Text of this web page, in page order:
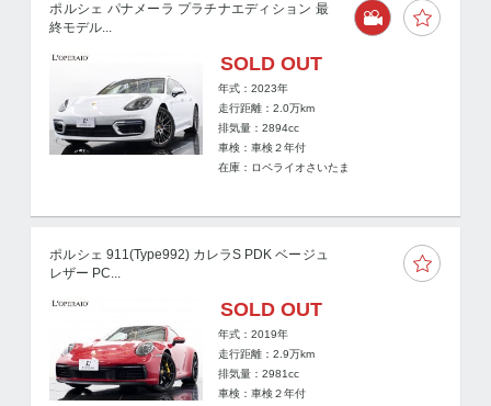
ポルシェ パナメーラ プラチナエディション 最
終モデル...
SOLD OUT
年式：2023年
走行距離：2.0万km
排気量：2894cc
車検：車検２年付
在庫：ロペライオさいたま
ポルシェ 911(Type992) カレラS PDK ベージュ
レザー PC...
SOLD OUT
年式：2019年
走行距離：2.9万km
排気量：2981cc
車検：車検２年付